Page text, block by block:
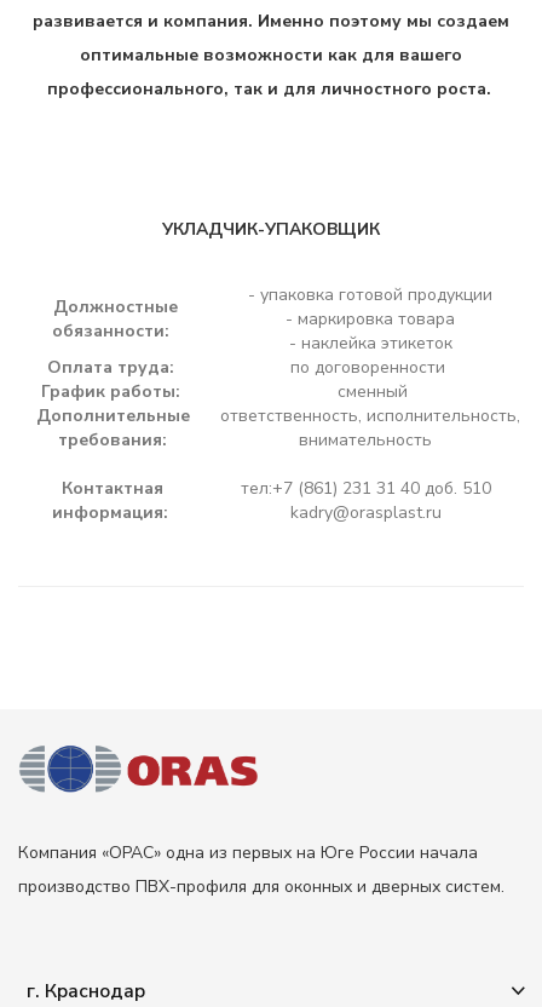
развивается и компания. Именно поэтому мы создаем
оптимальные возможности как для вашего
профессионального, так и для личностного роста.
УКЛАДЧИК-УПАКОВЩИК
Должностные
обязанности:
- упаковка готовой продукции
- маркировка товара
- наклейка этикеток
Оплата труда:
по договоренности
График работы:
сменный
Дополнительные
требования:
ответственность, исполнительность,
внимательность
Контактная
информация:
тел:+7 (861) 231 31 40 доб. 510
kadry@orasplast.ru
Компания «ОРАС» одна из первых на Юге России начала
производство ПВХ-профиля для оконных и дверных систем.
г. Краснодар